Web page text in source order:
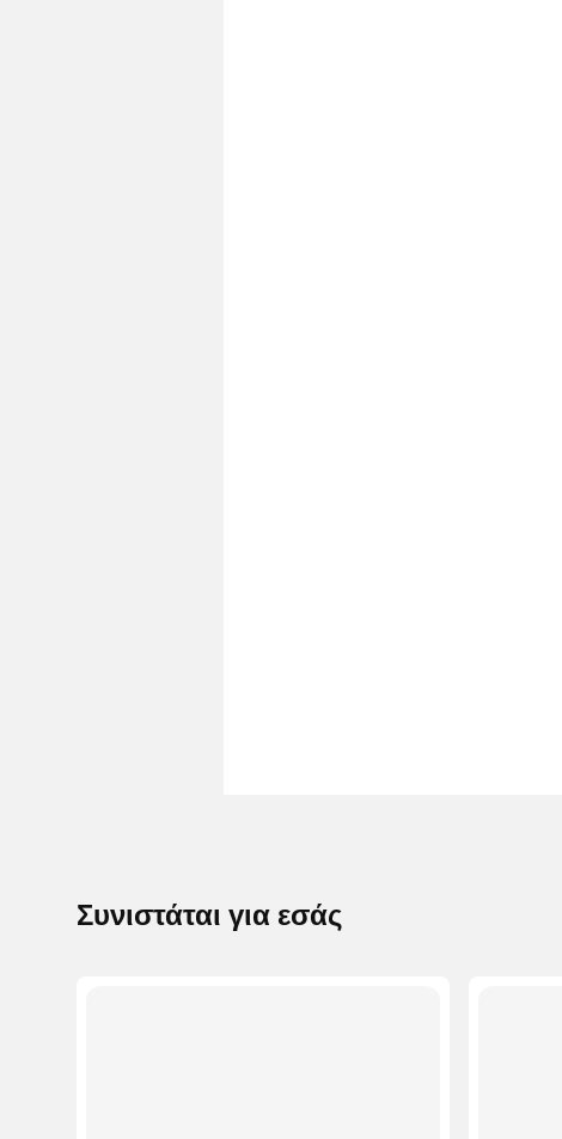
Συνιστάται για εσάς